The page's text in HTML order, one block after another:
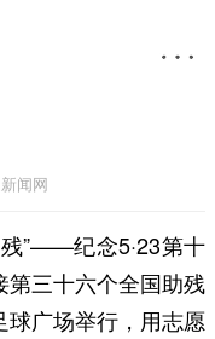
闻网
”——纪念5·23第十
第三十六个全国助残
球广场举行，用志愿